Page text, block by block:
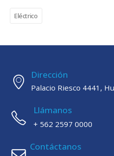
Eléctrico
Dirección
Palacio Riesco 4441,
Llámanos
+ 562 2597 0000
Contáctanos